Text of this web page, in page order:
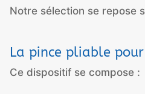
Notre sélection se repose
La pince pliable
Ce dispositif se compose :